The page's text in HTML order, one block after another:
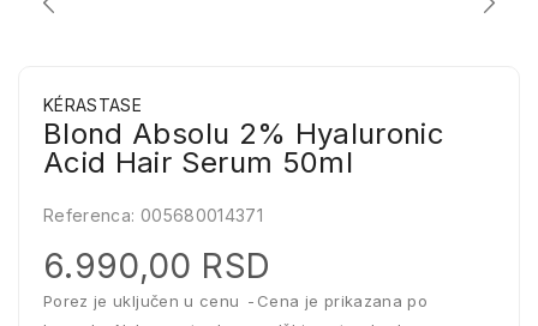
KÉRASTASE
Blond Absolu 2% Hyaluronic
Acid Hair Serum 50ml
Referenca: 005680014371
6.990,00 RSD
Porez je uključen u cenu
Cena je prikazana po